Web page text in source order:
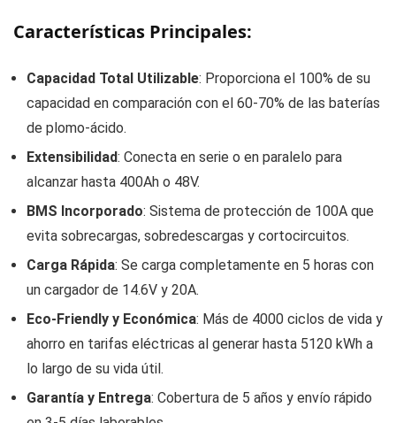
Características Principales:
Capacidad Total Utilizable: Proporciona el 100% de su
capacidad en comparación con el 60-70% de las baterías
de plomo-ácido.
Extensibilidad: Conecta en serie o en paralelo para
alcanzar hasta 400Ah o 48V.
BMS Incorporado: Sistema de protección de 100A que
evita sobrecargas, sobredescargas y cortocircuitos.
Carga Rápida: Se carga completamente en 5 horas con
un cargador de 14.6V y 20A.
Eco-Friendly y Económica: Más de 4000 ciclos de vida y
ahorro en tarifas eléctricas al generar hasta 5120 kWh a
lo largo de su vida útil.
Garantía y Entrega: Cobertura de 5 años y envío rápido